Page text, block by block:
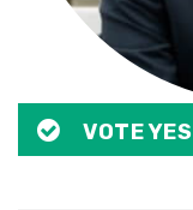
VOTE YES